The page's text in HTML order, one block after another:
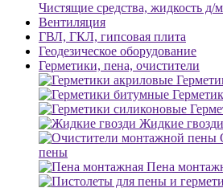
Чистящие средства, жидкость д/
Вентиляция
ГВЛ, ГКЛ, гипсовая плита
Геодезическое оборудование
Герметики, пена, очистители
Жидкие гвозди
пены
Пена